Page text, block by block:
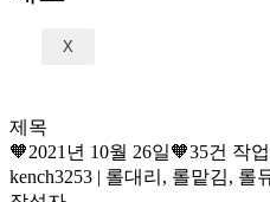
X
제목
🧡2021년 10월 26일🧡35건 작
kench3253 | 롤대리, 롤맡김, 롤